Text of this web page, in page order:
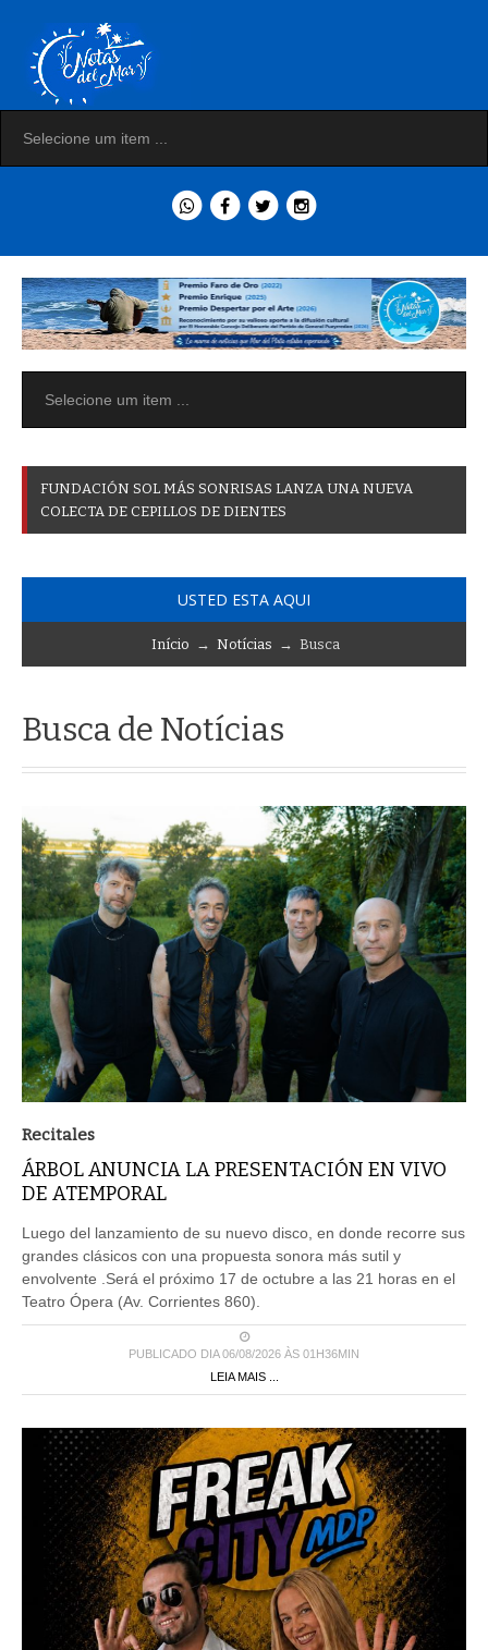
LLEGA AL AUDIT_
USTED ESTA AQUI
Início→Notícias→ Busca
Busca de Notícias
ÁRBOL ANUNCIA LA PRESENTACIÓN EN VIVO
DE ATEMPORAL
grandes clásicos con una propuesta sonora más sutil y
envolvente .Será el próximo 17 de octubre a las 21 horas en el
Teatro Ópera (Av. Corrientes 860).
PUBLICADO DIA 06/08/2026 ÀS 01H36MIN
LEIA MAIS ...